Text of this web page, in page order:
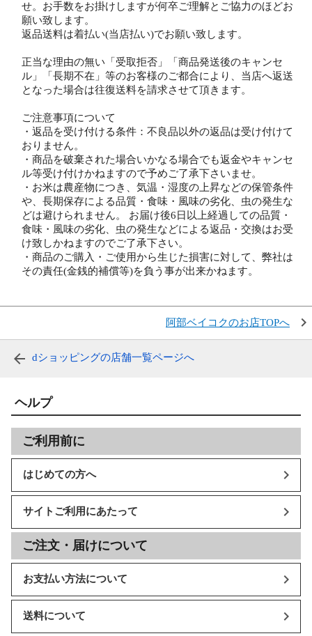
せ。お手数をお掛けしますが何卒ご理解とご協力のほどお
願い致します。
返品送料は着払い(当店払い)でお願い致します。
正当な理由の無い「受取拒否」「商品発送後のキャンセ
ル」「長期不在」等のお客様のご都合により、当店へ返送
となった場合は往復送料を請求させて頂きます。
ご注意事項について
・返品を受け付ける条件：不良品以外の返品は受け付けて
おりません。
・商品を破棄された場合いかなる場合でも返金やキャンセ
ル等受け付けかねますので予めご了承下さいませ。
・お米は農産物につき、気温・湿度の上昇などの保管条件
や、長期保存による品質・食味・風味の劣化、虫の発生な
どは避けられません。 お届け後6日以上経過しての品質・
食味・風味の劣化、虫の発生などによる返品・交換はお受
け致しかねますのでご了承下さい。
・商品のご購入・ご使用から生じた損害に対して、弊社は
その責任(金銭的補償等)を負う事が出来かねます。
阿部ベイコクのお店TOPへ
dショッピングの店舗一覧ページへ
ヘルプ
ご利用前に
はじめての方へ
サイトご利用にあたって
ご注文・届けについて
お支払い方法について
送料について